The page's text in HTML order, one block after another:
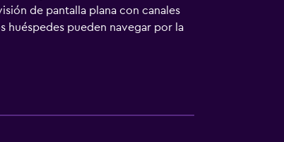
de pantalla plana con canales
huéspedes pueden navegar por la
escritorio y teléfono. Las
todos los días.